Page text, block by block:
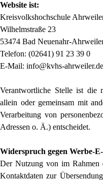
Website ist:
Kreisvolkshochschule
Wilhelmstraße 23
53474 Bad Neuenahr-
Telefon: (02641) 91 23 39 0
E-Mail: info@kvhs-ahrweiler.de
Verantwortliche Stelle ist die
allein oder gemeinsam mit
Verarbeitung von
Adressen o. Ä.) entscheidet.
Widerspruch gegen Werbe-
Der Nutzung von im Rahmen
Kontaktdaten zur